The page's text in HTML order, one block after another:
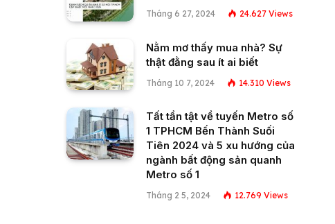
Tháng 6 27, 2024 24.627 Views
Nằm mơ thấy mua nhà? Sự
thật đằng sau ít ai biết
Tháng 10 7, 2024 14.310 Views
Tất tần tật về tuyến Metro số
1 TPHCM Bến Thành Suối
Tiên 2024 và 5 xu hướng của
ngành bất động sản quanh
Metro số 1
Tháng 2 5, 2024 12.769 Views